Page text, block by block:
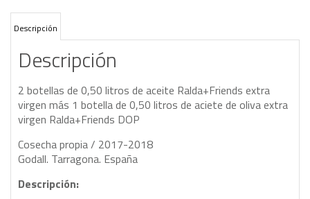
Descripción
Descripción
2 botellas de 0,50 litros de aceite Ralda+Friends extra
virgen más 1 botella de 0,50 litros de aciete de oliva extra
virgen Ralda+Friends DOP
Cosecha propia / 2017-2018
Godall. Tarragona. España
Descripción: